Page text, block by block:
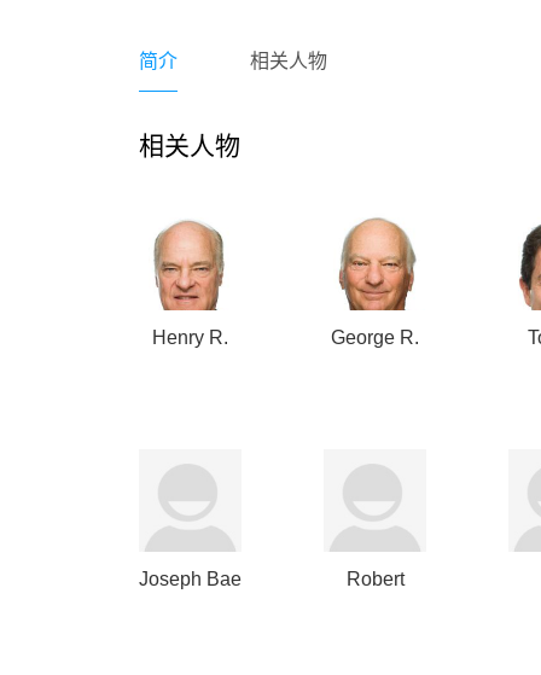
简介 相关人物
相关人物
Henry R. George R.
Joseph Bae Robert